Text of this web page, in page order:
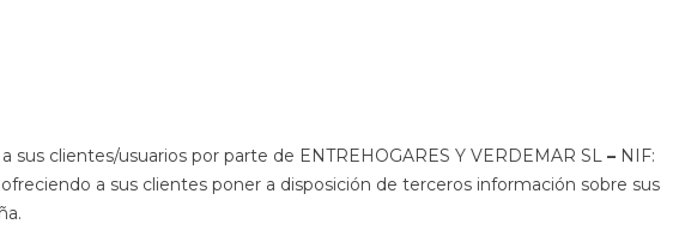
clientes/usuarios por parte de ENTREHOGARES Y VERDEMAR SL – NIF:
a sus clientes poner a disposición de terceros información sobre sus